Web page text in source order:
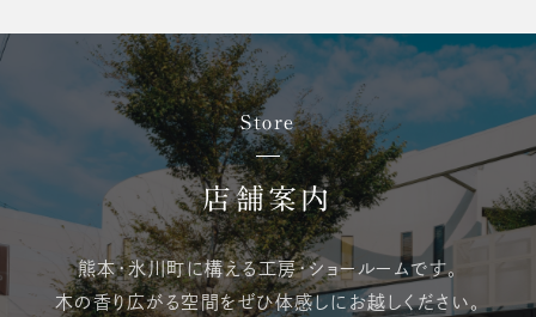
Store
店舗案内
熊本・氷川町に構える工房・ショールームです。
木の香り広がる空間をぜひ体感しにお越しください。